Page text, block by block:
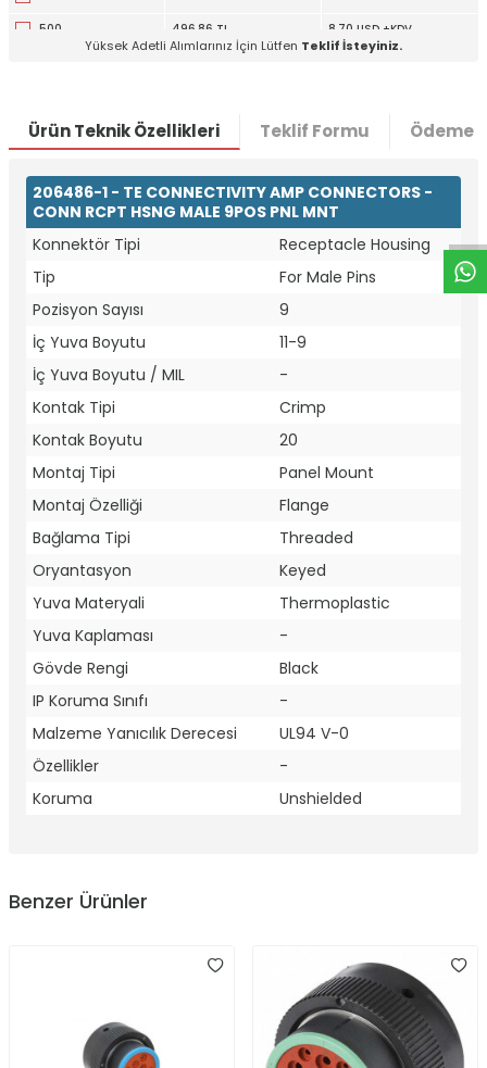
W
h
t
a
p
p
D
e
s
e
H
a
t
t
500 496,86 TL 8,70 USD +KDV
Yüksek Adetli Alımlarınız İçin Lütfen Teklif İsteyiniz.
Ürün Teknik Özellikleri Teklif Formu Ödeme
206486-1 - TE CONNECTIVITY AMP CONNECTORS -
CONN RCPT HSNG MALE 9POS PNL MNT
Konnektör Tipi
Receptacle Housing
Tip
For Male Pins
Pozisyon Sayısı
9
İç Yuva Boyutu
11-9
İç Yuva Boyutu / MIL
-
Kontak Tipi
Crimp
Kontak Boyutu
20
Montaj Tipi
Panel Mount
Montaj Özelliği
Flange
Bağlama Tipi
Threaded
Oryantasyon
Keyed
Yuva Materyali
Thermoplastic
Yuva Kaplaması
-
Gövde Rengi
Black
IP Koruma Sınıfı
-
Malzeme Yanıcılık Derecesi
UL94 V-0
Özellikler
-
Koruma
Unshielded
Benzer Ürünler